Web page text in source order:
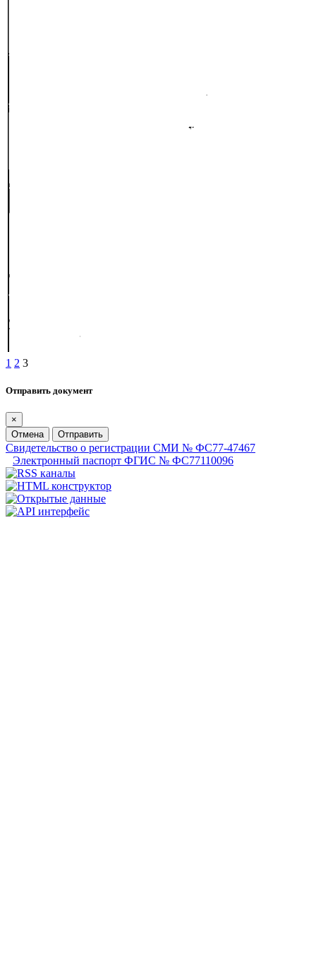
1 2 3
Отправить документ
×
Отмена
Отправить
Свидетельство о регистрации СМИ № ФС77-47467
Электронный паспорт ФГИС № ФС77110096